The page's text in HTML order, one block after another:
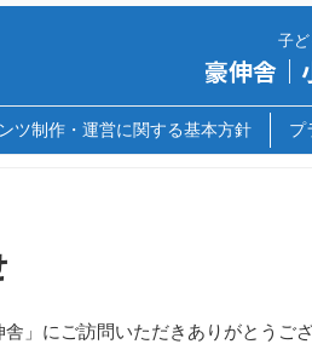
子
豪伸舎｜
ツ制作・運営に関する基本方針 プ
」にご訪問いただきありがとうござ